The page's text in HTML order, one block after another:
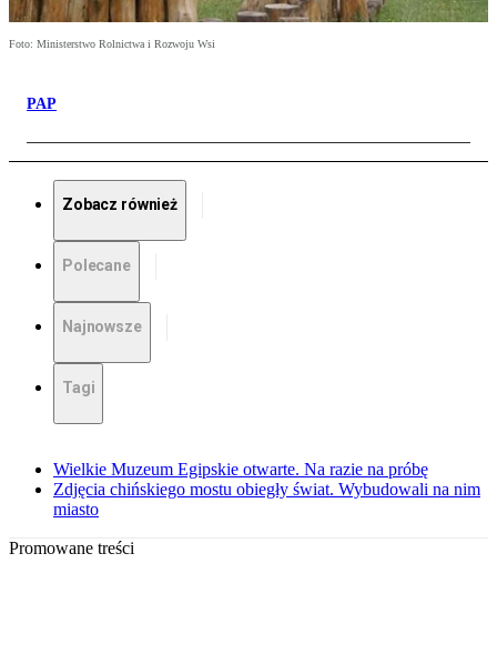
Foto: Ministerstwo Rolnictwa i Rozwoju Wsi
PAP
Zobacz również
Polecane
Najnowsze
Tagi
Wielkie Muzeum Egipskie otwarte. Na razie na próbę
Zdjęcia chińskiego mostu obiegły świat. Wybudowali na nim
miasto
Promowane treści